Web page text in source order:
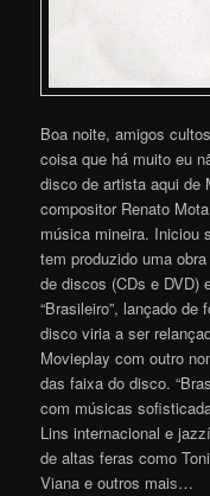
Boa noite, amigos
coisa que há muito eu
disco de artista aqui de
compositor Renato
música mineira. Iniciou
tem produzido uma
de discos (CDs e DVD)
“Brasileiro”, lançado
disco viria a ser
Movieplay com outro
das faixa do disco.
com músicas
Lins internacional e
de altas feras como
Viana e outros mais…